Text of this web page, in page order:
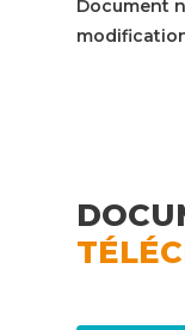
Document